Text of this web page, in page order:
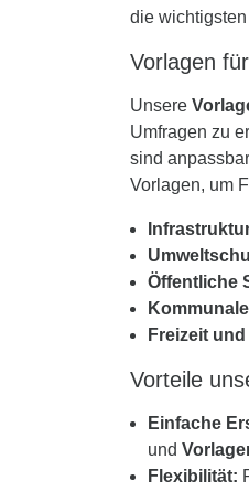
die
Vorlagen
Unsere
Umfragen zu
sind
Vorlagen, um
Öffentliche
Freizeit
Vorteile
Einfache
und
Flexibilität: